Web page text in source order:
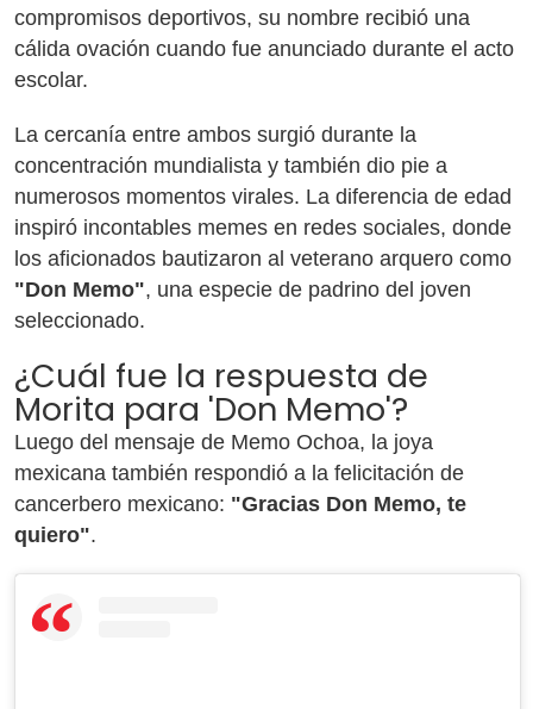
compromisos deportivos, su nombre recibió una
cálida ovación cuando fue anunciado durante el acto
escolar.
La cercanía entre ambos surgió durante la
concentración mundialista y también dio pie a
numerosos momentos virales. La diferencia de edad
inspiró incontables memes en redes sociales, donde
los aficionados bautizaron al veterano arquero como
"Don Memo", una especie de padrino del joven
seleccionado.
¿Cuál fue la respuesta de
Morita para 'Don Memo'?
Luego del mensaje de Memo Ochoa, la joya
mexicana también respondió a la felicitación de
cancerbero mexicano: "Gracias Don Memo, te
quiero".